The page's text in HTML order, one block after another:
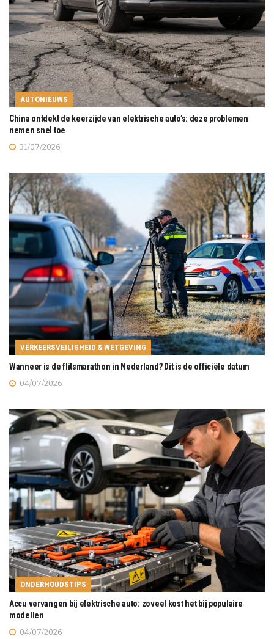
AUTONIEUWS
China ontdekt de keerzijde van elektrische auto’s: deze problemen
nemen snel toe
31/07/2026
VERKEERSVEILIGHEID & WETGEVING
Wanneer is de flitsmarathon in Nederland? Dit is de officiële datum
04/07/2026
ONDERHOUDSTIPS
Accu vervangen bij elektrische auto: zoveel kost het bij populaire
modellen
04/07/2026